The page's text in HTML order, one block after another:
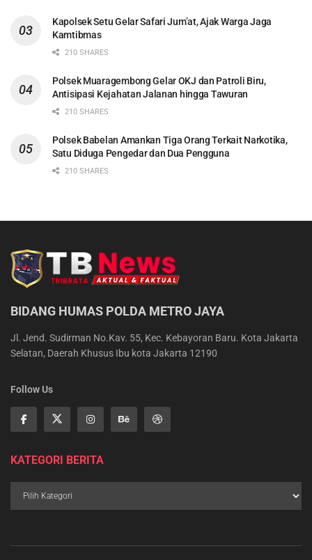
Kapolsek Setu Gelar Safari Jum’at, Ajak Warga Jaga
Kamtibmas
210 SHARES
Polsek Muaragembong Gelar OKJ dan Patroli Biru,
Antisipasi Kejahatan Jalanan hingga Tawuran
210 SHARES
Polsek Babelan Amankan Tiga Orang Terkait Narkotika,
Satu Diduga Pengedar dan Dua Pengguna
210 SHARES
BIDANG HUMAS POLDA METRO JAYA
Jl. Jend. Sudirman No.Kav. 55, Kec. Kebayoran Baru. Kota Jakarta
Selatan, Daerah Khusus Ibu kota Jakarta 12190
Follow Us
KATEGORI BERITA